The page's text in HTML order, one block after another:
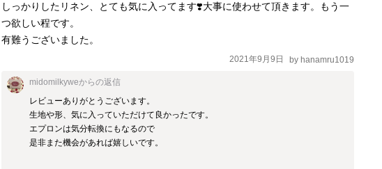
しっかりしたリネン、とても気に入ってます❣️大事に使わせて頂きます。もう一
つ欲しい程です。
有難うございました。
2021年9月9日 by hanamru1019
midomilkyweからの返信
レビューありがとうございます。
生地や形、気に入っていただけて良かったです。
エプロンは気分転換にもなるので
是非また機会があれば嬉しいです。